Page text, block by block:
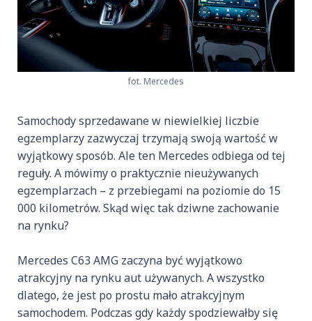
fot. Mercedes
Samochody sprzedawane w niewielkiej liczbie
egzemplarzy zazwyczaj trzymają swoją wartość w
wyjątkowy sposób. Ale ten Mercedes odbiega od tej
reguły. A mówimy o praktycznie nieużywanych
egzemplarzach – z przebiegami na poziomie do 15
000 kilometrów. Skąd więc tak dziwne zachowanie
na rynku?
Mercedes C63 AMG zaczyna być wyjątkowo
atrakcyjny na rynku aut używanych. A wszystko
dlatego, że jest po prostu mało atrakcyjnym
samochodem. Podczas gdy każdy spodziewałby się